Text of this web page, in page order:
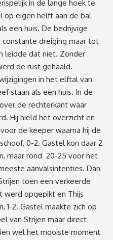
in de lange hoek te
op eigen helft aan de bal
een huis. De bedrijvige
constante dreiging maar tot
leidde dat niet. Zonder
de rust gehaald.
in het elftal van
staan als een huis. In de
de rechterkant waar
Hij hield het overzicht en
de keeper waarna hij de
0-2. Gastel kon daar 2
maar rond 20-25 voor het
aanvalsintenties. Dan
toen een verkeerde
werd opgepikt en Thijs
1-2. Gastel maakte zich op
van Strijen maar direct
wel het mooiste moment